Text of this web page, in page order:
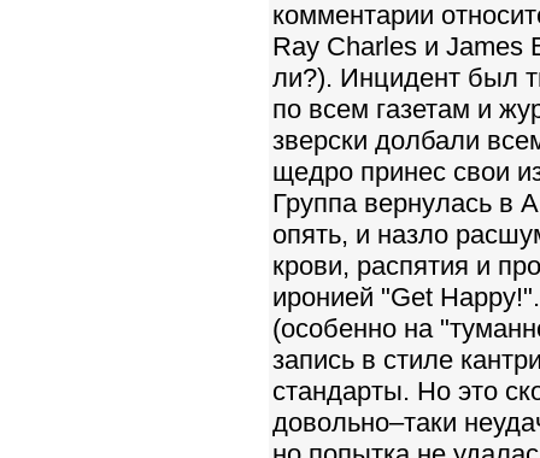
комментарии
Ray Charles и James
ли?). Инцидент был
по всем газетам и
зверски долбали
щедро принес свои
Группа вернулась в
опять, и назло
крови, распятия и
иронией "Get
(особенно на
запись в стиле
стандарты. Но это
довольно–таки